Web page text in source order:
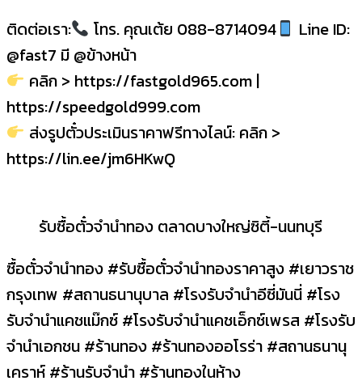
ติดต่อเรา:
โทร. คุณเต้ย 088-8714094
Line ID:
@fast7 มี @ข้างหน้า
คลิก > https://fastgold965.com |
https://speedgold999.com
ส่งรูปตั๋วประเมินราคาฟรีทางไลน์: คลิก >
https://lin.ee/jm6HKwQ
รับซื้อตั๋วจำนำทอง ตลาดบางใหญ่ซิตี้-นนทบุรี
ซื้อตั๋วจำนำทอง #รับซื้อตั๋วจำนำทองราคาสูง #เยาวราช
กรุงเทพ #สถานธนานุบาล #โรงรับจำนำอีซี่มันนี่ #โรง
รับจำนำแคชแม๊กซ์ #โรงรับจำนำแคชเอ็กซ์เพรส #โรงรับ
จำนำเอกชน #ร้านทอง #ร้านทองออโรร่า #สถานธนานุ
เคราห์ #ร้านรับจำนำ #ร้านทองในห้าง